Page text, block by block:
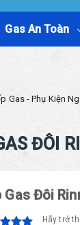
Gas An Toàn
Gas - Phụ Kiện
ĐÔI
Gas Đôi
Hãy trở